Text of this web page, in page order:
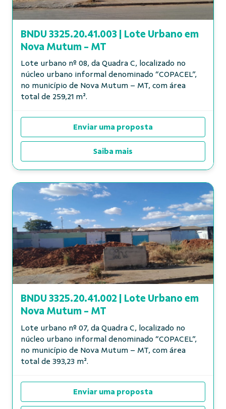
BNDU 3325.20.41.003 | Lote Urbano em
Nova Mutum - MT
Lote urbano nº 08, da Quadra C, localizado no
núcleo urbano informal denominado “COPACEL”,
no município de Nova Mutum – MT, com área
total de 259,21 m².
Enviar uma proposta
Saiba mais
BNDU 3325.20.41.002 | Lote Urbano em
Nova Mutum - MT
Lote urbano nº 07, da Quadra C, localizado no
núcleo urbano informal denominado “COPACEL”,
no município de Nova Mutum – MT, com área
total de 393,23 m².
Enviar uma proposta
Proposta - Bens à Venda
Se interessou por algum imóvel ou veículo? Faça-nos
uma proposta!
Fechar formulário